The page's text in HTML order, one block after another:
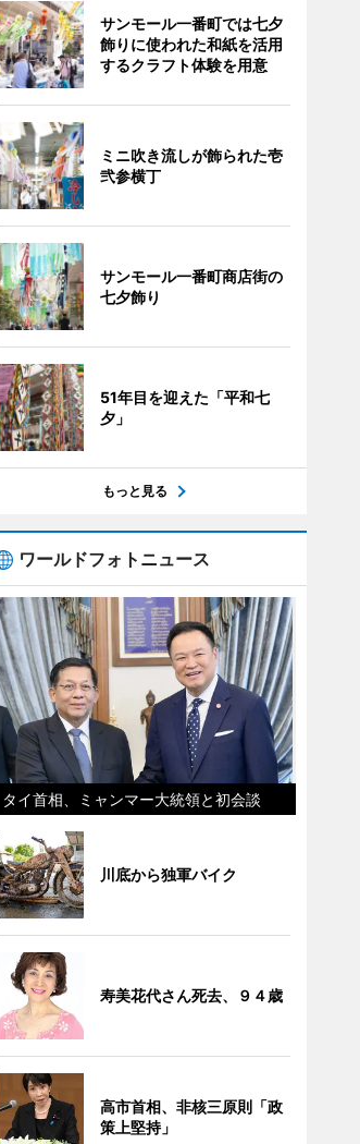
サンモール一番町では七夕
飾りに使われた和紙を活用
するクラフト体験を用意
ミニ吹き流しが飾られた壱
弐参横丁
サンモール一番町商店街の
七夕飾り
51年目を迎えた「平和七
夕」
もっと見る
ワールドフォトニュース
タイ首相、ミャンマー大統領と初会談
川底から独軍バイク
寿美花代さん死去、９４歳
高市首相、非核三原則「政
策上堅持」